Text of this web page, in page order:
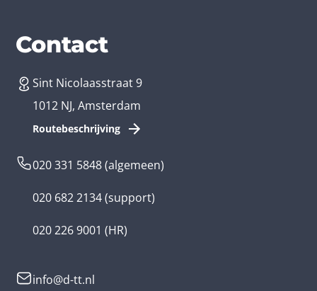
Diensten
App laten maken
Hybride app
Branches
Bedrijfsapp
Community app
Contact
Sint Nicolaasstraat 9
1012 NJ, Amsterdam
Routebeschrijving
020 331 5848(algemeen)
020 682 2134(support)
020 226 9001 (HR)
info@d-tt.nl